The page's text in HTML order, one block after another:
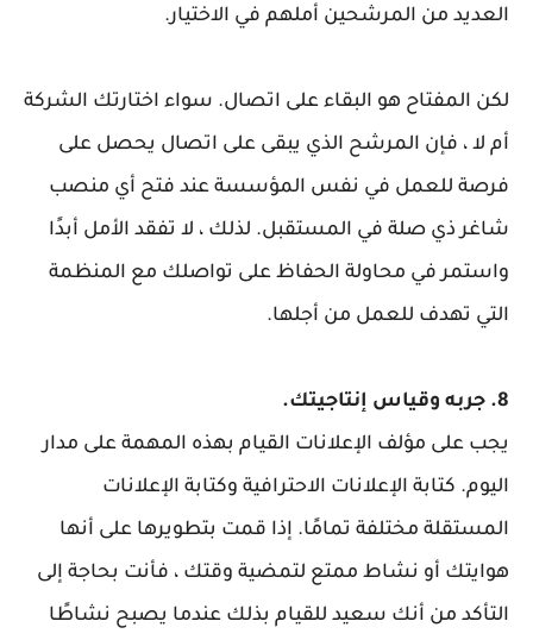
العديد من المرشحين أملهم في الاختيار.
لكن المفتاح هو البقاء على اتصال. سواء اختارتك الشركة
أم لا ، فإن المرشح الذي يبقى على اتصال يحصل على
فرصة للعمل في نفس المؤسسة عند فتح أي منصب
شاغر ذي صلة في المستقبل. لذلك ، لا تفقد الأمل أبدًا
واستمر في محاولة الحفاظ على تواصلك مع المنظمة
التي تهدف للعمل من أجلها.
8. جربه وقياس إنتاجيتك.
يجب على مؤلف الإعلانات القيام بهذه المهمة على مدار
اليوم. كتابة الإعلانات الاحترافية وكتابة الإعلانات
المستقلة مختلفة تمامًا. إذا قمت بتطويرها على أنها
هوايتك أو نشاط ممتع لتمضية وقتك ، فأنت بحاجة إلى
التأكد من أنك سعيد للقيام بذلك عندما يصبح نشاطًا